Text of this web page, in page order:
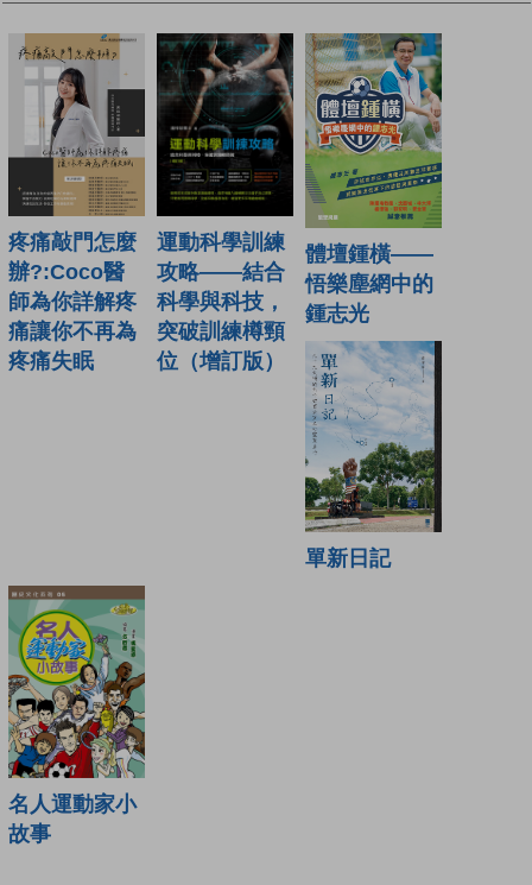
疼痛敲門怎麼
辦?:Coco醫
師為你詳解疼
痛讓你不再為
疼痛失眠
運動科學訓練
攻略——結合
科學與科技，
突破訓練樽頸
位（增訂版）
體壇鍾橫——
悟樂塵網中的
鍾志光
單新日記
名人運動家小
故事